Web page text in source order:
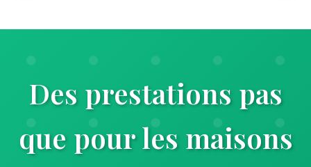
Des prestations pas
que pour les maisons